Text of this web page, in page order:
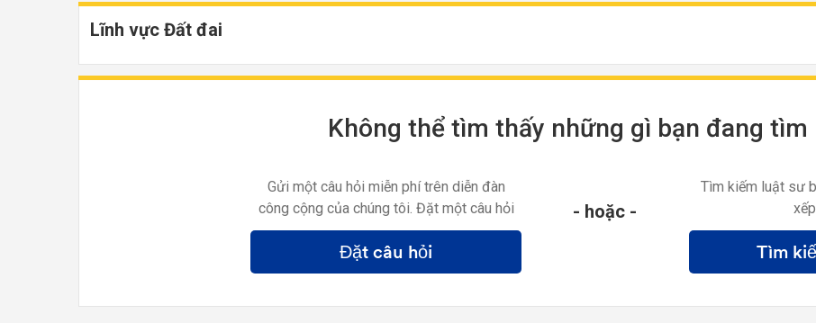
Lĩnh vực Đất đai
Không thể tìm thấy những gì bạn đang tìm
Gửi một câu hỏi miễn phí trên diễn đàn
công cộng của chúng tôi. Đặt một câu hỏi
Đặt câu hỏi
- hoặc -
Tìm kiếm luật sư
xếp
Tìm